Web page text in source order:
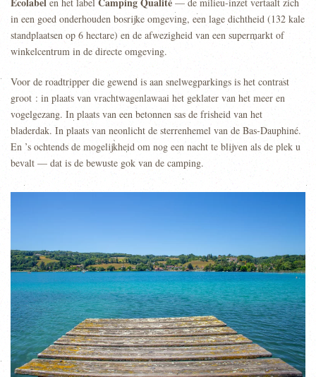
in een goed onderhouden bosrijke omgeving, een lage dichtheid (132 kale
standplaatsen op 6 hectare) en de afwezigheid van een supermarkt of
winkelcentrum in de directe omgeving.
Voor de roadtripper die gewend is aan snelwegparkings is het contrast
groot : in plaats van vrachtwagenlawaai het geklater van het meer en
vogelgezang. In plaats van een betonnen sas de frisheid van het
bladerdak. In plaats van neonlicht de sterrenhemel van de Bas-Dauphiné.
En ’s ochtends de mogelijkheid om nog een nacht te blijven als de plek u
bevalt — dat is de bewuste gok van de camping.